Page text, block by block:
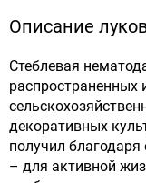
Описание
Стеблевая
распространенных
декоративных
получил
– для активной